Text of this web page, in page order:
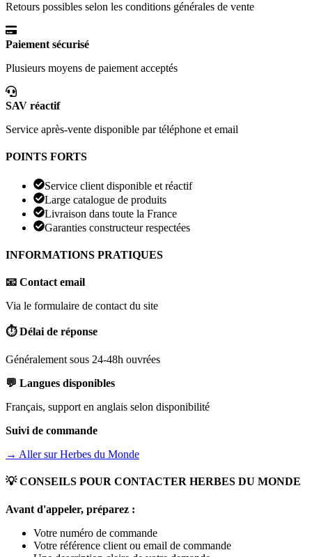
Retours possibles selon les conditions générales de vente
Paiement sécurisé
Plusieurs moyens de paiement acceptés
SAV réactif
Service après-vente disponible par téléphone et email
POINTS FORTS
Service client disponible et réactif
Large catalogue de produits
Livraison dans toute la France
Garanties constructeur respectées
INFORMATIONS PRATIQUES
📧 Contact email
Via le formulaire de contact du site
⏱️ Délai de réponse
Généralement sous 24-48h ouvrées
💬 Langues disponibles
Français, support en anglais selon disponibilité
Suivi de commande
→ Aller surHerbes du Monde
💡 CONSEILS POUR CONTACTER HERBES DU MONDE
Avant d'appeler, préparez :
Votre numéro de commande
Votre référence client ou email de commande